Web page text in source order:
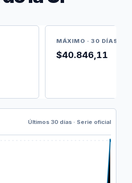
MÁXIMO · 30 DÍAS
$40.846,11
Últimos 30 días · Serie oficial